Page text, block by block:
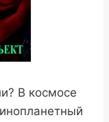
В космосе